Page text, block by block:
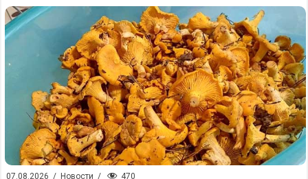
07.08.2026 / Новости / 470